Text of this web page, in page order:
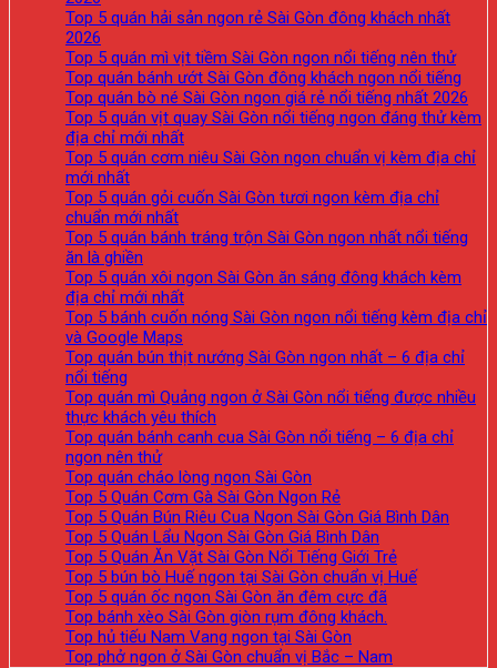
Top 5 quán hải sản ngon rẻ Sài Gòn đông khách nhất
2026
Top 5 quán mì vịt tiềm Sài Gòn ngon nổi tiếng nên thử
Top quán bánh ướt Sài Gòn đông khách ngon nổi tiếng
Top quán bò né Sài Gòn ngon giá rẻ nổi tiếng nhất 2026
Top 5 quán vịt quay Sài Gòn nổi tiếng ngon đáng thử kèm
địa chỉ mới nhất
Top 5 quán cơm niêu Sài Gòn ngon chuẩn vị kèm địa chỉ
mới nhất
Top 5 quán gỏi cuốn Sài Gòn tươi ngon kèm địa chỉ
chuẩn mới nhất
Top 5 quán bánh tráng trộn Sài Gòn ngon nhất nổi tiếng
ăn là ghiền
Top 5 quán xôi ngon Sài Gòn ăn sáng đông khách kèm
địa chỉ mới nhất
Top 5 bánh cuốn nóng Sài Gòn ngon nổi tiếng kèm địa chỉ
và Google Maps
Top quán bún thịt nướng Sài Gòn ngon nhất – 6 địa chỉ
nổi tiếng
Top quán mì Quảng ngon ở Sài Gòn nổi tiếng được nhiều
thực khách yêu thích
Top quán bánh canh cua Sài Gòn nổi tiếng – 6 địa chỉ
ngon nên thử
Top quán cháo lòng ngon Sài Gòn
Top 5 Quán Cơm Gà Sài Gòn Ngon Rẻ
Top 5 Quán Bún Riêu Cua Ngon Sài Gòn Giá Bình Dân
Top 5 Quán Lẩu Ngon Sài Gòn Giá Bình Dân
Top 5 Quán Ăn Vặt Sài Gòn Nổi Tiếng Giới Trẻ
Top 5 bún bò Huế ngon tại Sài Gòn chuẩn vị Huế
Top 5 quán ốc ngon Sài Gòn ăn đêm cực đã
Top bánh xèo Sài Gòn giòn rụm đông khách.
Top hủ tiếu Nam Vang ngon tại Sài Gòn
Top phở ngon ở Sài Gòn chuẩn vị Bắc – Nam